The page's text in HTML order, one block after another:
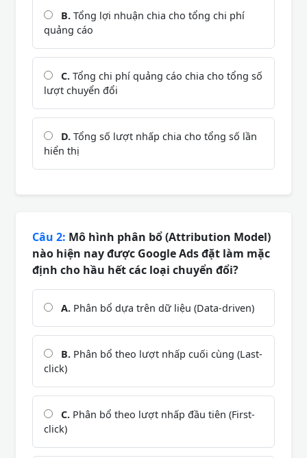
B. Tổng lợi nhuận chia cho tổng chi phí
quảng cáo
C. Tổng chi phí quảng cáo chia cho tổng số
lượt chuyển đổi
D. Tổng số lượt nhấp chia cho tổng số lần
hiển thị
Câu 2: Mô hình phân bổ (Attribution Model)
nào hiện nay được Google Ads đặt làm mặc
định cho hầu hết các loại chuyển đổi?
A. Phân bổ dựa trên dữ liệu (Data-driven)
B. Phân bổ theo lượt nhấp cuối cùng (Last-
click)
C. Phân bổ theo lượt nhấp đầu tiên (First-
click)